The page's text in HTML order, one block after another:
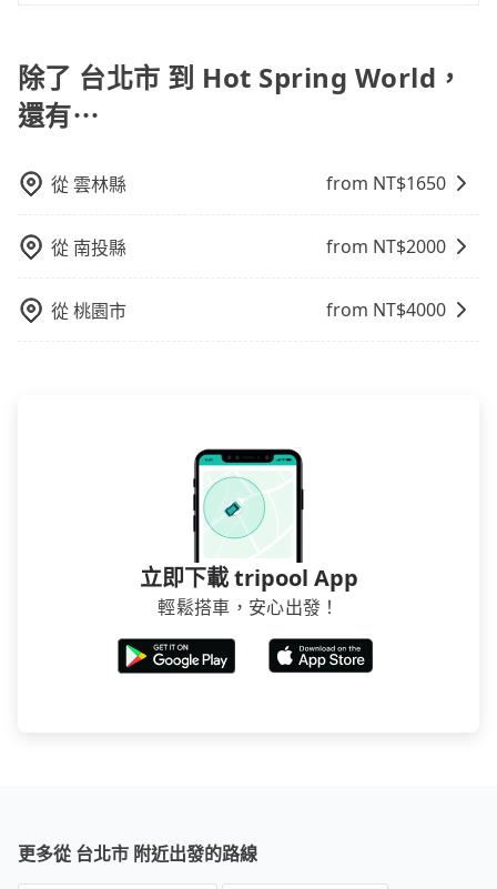
按照包車時間和里程、車型來計費，價格在網站上公開
透明，方便客戶可以更加準確地了解行程所需時間和費
用。
行額外的費用收取。但是，這些費用會在您下訂單後、
出發前先與您進行確認，確保您明確知道所有的費用。
我們會透過Email的方式向您說明收費細節，讓您能更放
除了 台北市 到 Hot Spring World，
還有⋯
從雲林縣 from NT$1650
從 南投縣 from NT$2000
從桃園市 from NT$4000
立即下載 tripool App
輕鬆搭車，安心出發！
更多從 台北市 附近出發的路線